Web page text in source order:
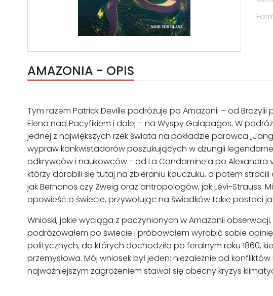
AMAZONIA - OPIS
Tym razem Patrick Deville podróżuje po Amazonii – od
Elena nad Pacyfikiem i dalej – na Wyspy Galapagos. W
jednej z największych rzek świata na pokładzie parowca
wypraw konkwistadorów poszukujących w dżungli
odkrywców i naukowców - od La Condamine’a po
którzy dorobili się tutaj na zbieraniu kauczuku, a potem
jak Bernanos czy Zweig oraz antropologów, jak Lévi-Strauss.
opowieść o świecie, przywołując na świadków takie postaci
Wnioski, jakie wyciąga z poczynionych w Amazonii
podróżowałem po świecie i próbowałem wyrobić sobie
politycznych, do których dochodziło po feralnym roku 1860,
przemysłowa. Mój wniosek był jeden: niezależnie od
najważniejszym zagrożeniem stawał się obecny kryzys